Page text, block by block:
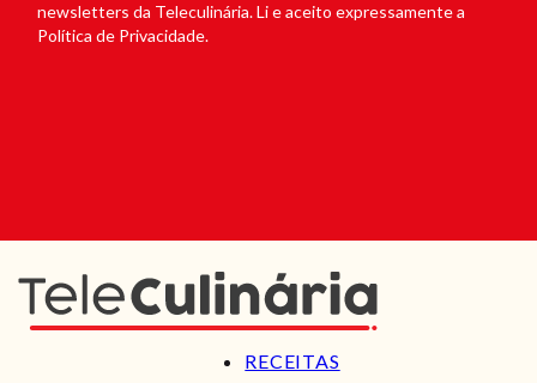
newsletters da Teleculinária. Li e aceito expressamente a
Política de Privacidade.
RECEITAS